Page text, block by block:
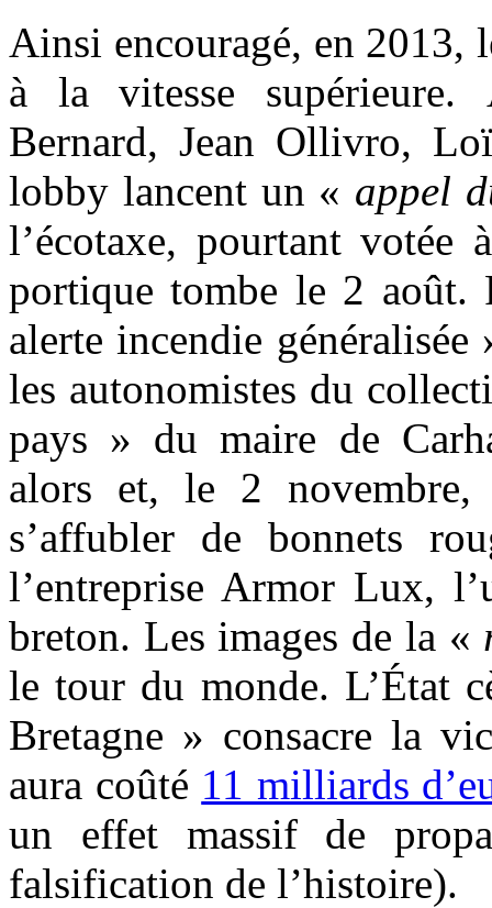
Ainsi encouragé, en 2013,
à la vitesse
Bernard, Jean Ollivro,
lobby lancent un « appel
l’écotaxe, pourtant votée
portique tombe le 2 août.
alerte incendie
les autonomistes du
pays » du maire de
alors et, le 2 novembre,
s’affubler de bonnets
l’entreprise Armor Lux,
breton. Les images de la «
le tour du monde. L’État
Bretagne » consacre la
aura coûté 11 milliards
un effet massif de
falsification de l’histoire).